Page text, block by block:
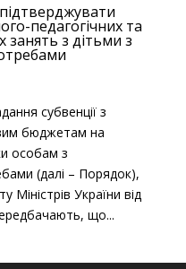
педагогічних та
з дітьми з
субвенції з
бюджетам на
особам з
(далі – Порядок),
України від
що...